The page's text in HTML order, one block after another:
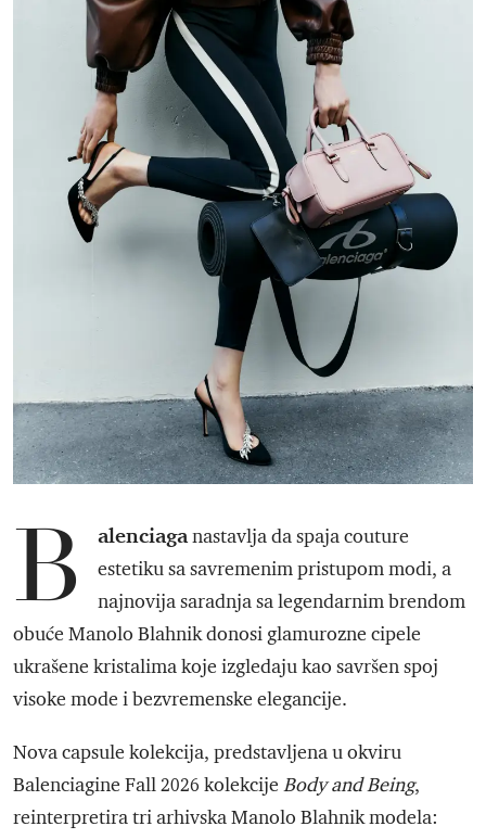
B alenciaganastavlja da spaja couture
estetiku sa savremenim pristupom modi, a
najnovija saradnja sa legendarnim brendom
obuće Manolo Blahnik donosi glamurozne cipele
ukrašene kristalima koje izgledaju kao savršen spoj
visoke mode i bezvremenske elegancije.
Nova capsule kolekcija, predstavljena u okviru
Balenciagine Fall 2026 kolekcije Body and Being,
reinterpretira tri arhivska Manolo Blahnik modela: